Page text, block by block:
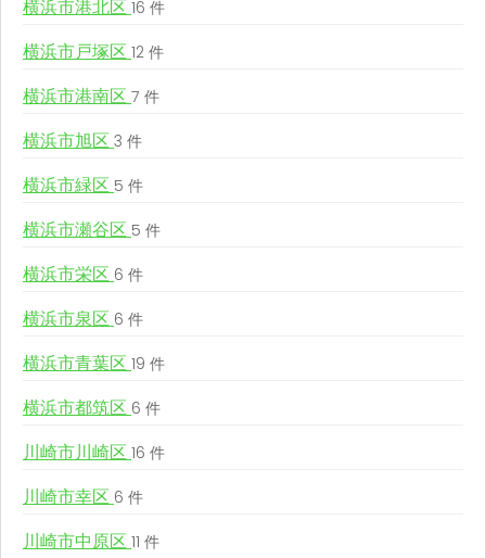
横浜市港北区 16 件
横浜市戸塚区 12 件
横浜市港南区 7 件
横浜市旭区 3 件
横浜市緑区 5 件
横浜市瀬谷区 5 件
横浜市栄区 6 件
横浜市泉区 6 件
横浜市青葉区 19 件
横浜市都筑区 6 件
川崎市川崎区 16 件
川崎市幸区 6 件
川崎市中原区 11 件